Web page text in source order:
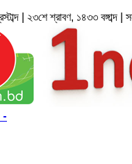
| ২৩শে শ্রাবণ, ১৪৩৩ বঙ্গাব্দ |
-